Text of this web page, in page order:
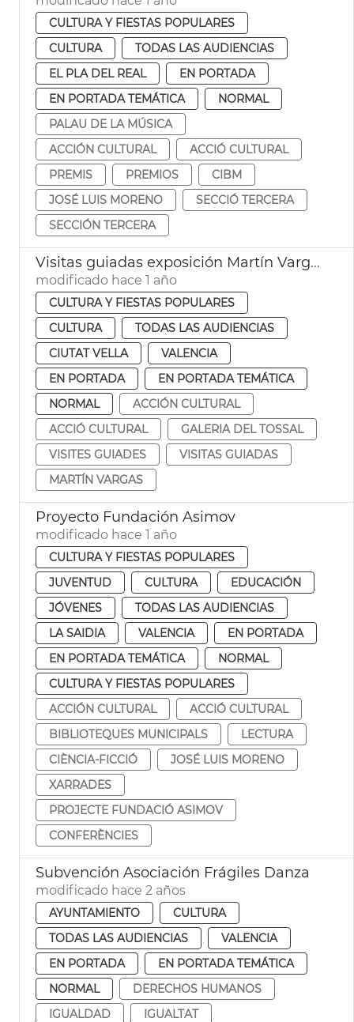
CULTURA Y FIESTAS POPULARES
CULTURA
TODAS LAS AUDIENCIAS
EL PLA DEL REAL
EN PORTADA
EN PORTADA TEMÁTICA
NORMAL
PALAU DE LA MÚSICA
ACCIÓN CULTURAL
ACCIÓ CULTURAL
PREMIS
PREMIOS
CIBM
JOSÉ LUIS MORENO
SECCIÓ TERCERA
SECCIÓN TERCERA
Visitas guiadas exposición Martín Vargas. Galería del Tossal. València
modificado hace 1 año
CULTURA Y FIESTAS POPULARES
CULTURA
TODAS LAS AUDIENCIAS
CIUTAT VELLA
VALENCIA
EN PORTADA
EN PORTADA TEMÁTICA
NORMAL
ACCIÓN CULTURAL
ACCIÓ CULTURAL
GALERIA DEL TOSSAL
VISITES GUIADES
VISITAS GUIADAS
MARTÍN VARGAS
Proyecto Fundación Asimov
modificado hace 1 año
CULTURA Y FIESTAS POPULARES
JUVENTUD
CULTURA
EDUCACIÓN
JÓVENES
TODAS LAS AUDIENCIAS
LA SAIDIA
VALENCIA
EN PORTADA
EN PORTADA TEMÁTICA
NORMAL
CULTURA Y FIESTAS POPULARES
ACCIÓN CULTURAL
ACCIÓ CULTURAL
BIBLIOTEQUES MUNICIPALS
LECTURA
CIÈNCIA-FICCIÓ
JOSÉ LUIS MORENO
XARRADES
PROJECTE FUNDACIÓ ASIMOV
CONFERÈNCIES
Subvención Asociación Frágiles Danza
modificado hace 2 años
AYUNTAMIENTO
CULTURA
TODAS LAS AUDIENCIAS
VALENCIA
EN PORTADA
EN PORTADA TEMÁTICA
NORMAL
DERECHOS HUMANOS
IGUALDAD
IGUALTAT